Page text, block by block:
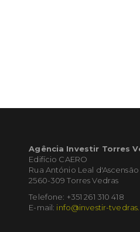
Agência Investir Torres
Edifício CAERO
Rua António Leal d'Ascensão
2560-309 Torres Vedras
Telefone: +351 261 310 418
E-mail: info@investir-